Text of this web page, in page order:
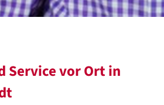
Service vor Ort in